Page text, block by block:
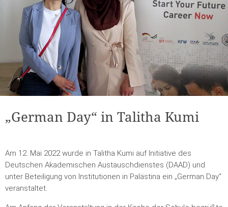
„German Day“ in Talitha Kumi
Am 12. Mai 2022 wurde in Talitha Kumi auf Initiative des
Deutschen Akademischen Austauschdienstes (DAAD) und
unter Beteiligung von Institutionen in Palästina ein „German Day“
veranstaltet.